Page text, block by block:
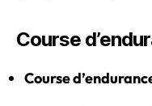
Course
Course